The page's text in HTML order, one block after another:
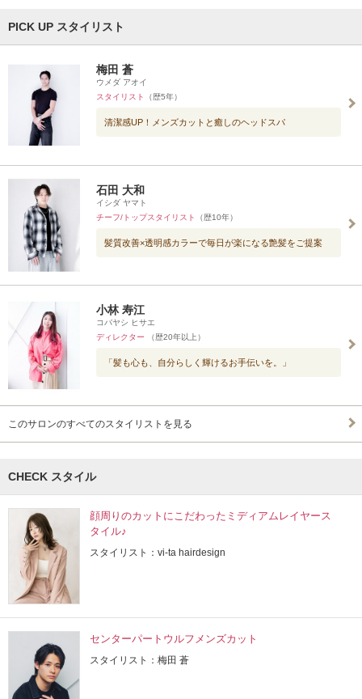
PICK UP スタイリスト
梅田 蒼
ウメダ アオイ
スタイリスト
（歴5年）
清潔感UP！メンズカットと癒しのヘッドスパ
石田 大和
イシダ ヤマト
チーフ/トップスタイリスト
（歴10年）
髪質改善×透明感カラーで毎日が楽になる艶髪をご提案
小林 寿江
コバヤシ ヒサエ
ディレクター
（歴20年以上）
「髪も心も、自分らしく輝けるお手伝いを。」
このサロンのすべてのスタイリストを見る
CHECK スタイル
顔周りのカットにこだわったミディアムレイヤース
タイル♪
スタイリスト：vi-ta hairdesign
センターパートウルフメンズカット
スタイリスト：梅田 蒼